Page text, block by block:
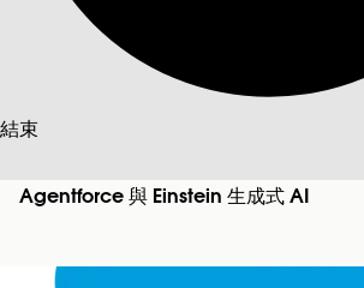
結束
此文已使用 Salesforce 機器翻譯系統翻譯。更多詳細資料請參見
Agentforce 與 Einstein 生成式 AI